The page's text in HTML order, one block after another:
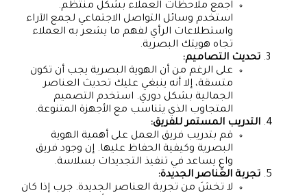
اجمع ملاحظات العملاء بشكل منتظم.
استخدم وسائل التواصل الاجتماعي لجمع الآراء
واستطلاعات الرأي لفهم ما يشعر به العملاء
تجاه هويتك البصرية.
تحديث التصاميم:
على الرغم من أن الهوية البصرية يجب أن تكون
متسقة، إلا أنه ينبغي عليك تحديث العناصر
الجمالية بشكل دوري. استخدم التصميم
المتجاوب الذي يتناسب مع الأجهزة المتنوعة.
التدريب المستمر للفريق:
قم بتدريب فريق العمل على أهمية الهوية
البصرية وكيفية الحفاظ عليها. إن وجود فريق
واعٍ يساعد في تنفيذ التجديدات بسلاسة.
تجربة العناصر الجديدة:
لا تخشَ من تجربة العناصر الجديدة. جرب إذا كان